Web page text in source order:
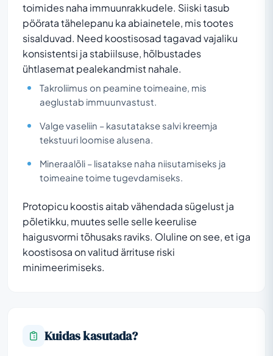
toimides naha immuunrakkudele. Siiski tasub
pöörata tähelepanu ka abiainetele, mis tootes
sisalduvad. Need koostisosad tagavad vajaliku
konsistentsi ja stabiilsuse, hõlbustades
ühtlasemat pealekandmist nahale.
Takroliimus on peamine toimeaine, mis
aeglustab immuunvastust.
Valge vaseliin – kasutatakse salvi kreemja
tekstuuri loomise alusena.
Mineraalõli – lisatakse naha niisutamiseks ja
toimeaine toime tugevdamiseks.
Protopicu koostis aitab vähendada sügelust ja
põletikku, muutes selle selle keerulise
haigusvormi tõhusaks raviks. Oluline on see, et iga
koostisosa on valitud ärrituse riski
minimeerimiseks.
Kuidas kasutada?